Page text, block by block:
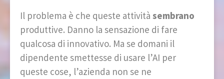
Il problema è che queste attività sembrano
produttive. Danno la sensazione di fare
qualcosa di innovativo. Ma se domani il
dipendente smettesse di usare l’AI per
queste cose, l’azienda non se ne